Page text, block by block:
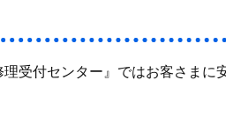
理受付センター』ではお客さま